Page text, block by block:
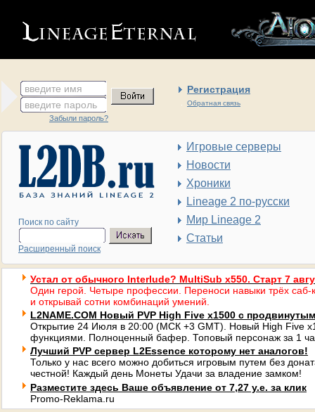
введите имя Регистрация
Обратная связь
введите пароль
Забыли пароль?
Поиск по сайту
Расширенный поиск
Игровые серверы
Новости
Хроники
Lineage 2 по-русски
Мир Lineage 2
Статьи
Устал от обычного Interlude? MultiSub x550. Старт 7
Один герой. Четыре профессии. Переноси навыки трёх саб-
и открывай сотни комбинаций умений.
L2NAME.COM Новый PVP High Five x1500 с
Открытие 24 Июля в 20:00 (МСК +3 GMT). Новый High Five
функциями. Полноценный бафер. Топовый персонаж за 1
Лучший PVP сервер L2Essence которому нет аналогов!
Только у нас всего можно добиться игровым путем без
честной! Каждый день Монеты Удачи за владение замком!
Разместите здесь Ваше объявление от 7,27 у.е. за клик
Promo-Reklama.ru